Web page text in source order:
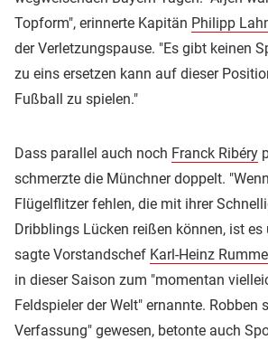
Topform", erinnerte Kapitän Philipp
der Verletzungspause. "Es gibt keinen
zu eins ersetzen kann auf dieser
Fußball zu spielen."
Dass parallel auch noch Franck Ribéry
schmerzte die Münchner doppelt.
Flügelflitzer fehlen, die mit ihrer
Dribblings Lücken reißen können, ist es
sagte Vorstandschef Karl-Heinz
in dieser Saison zum "momentan
Feldspieler der Welt" ernannte. Robben
Verfassung" gewesen, betonte auch